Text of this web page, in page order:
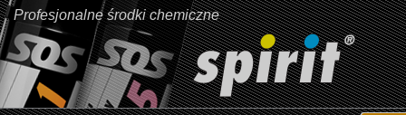
Profesjonalne środki chemiczne